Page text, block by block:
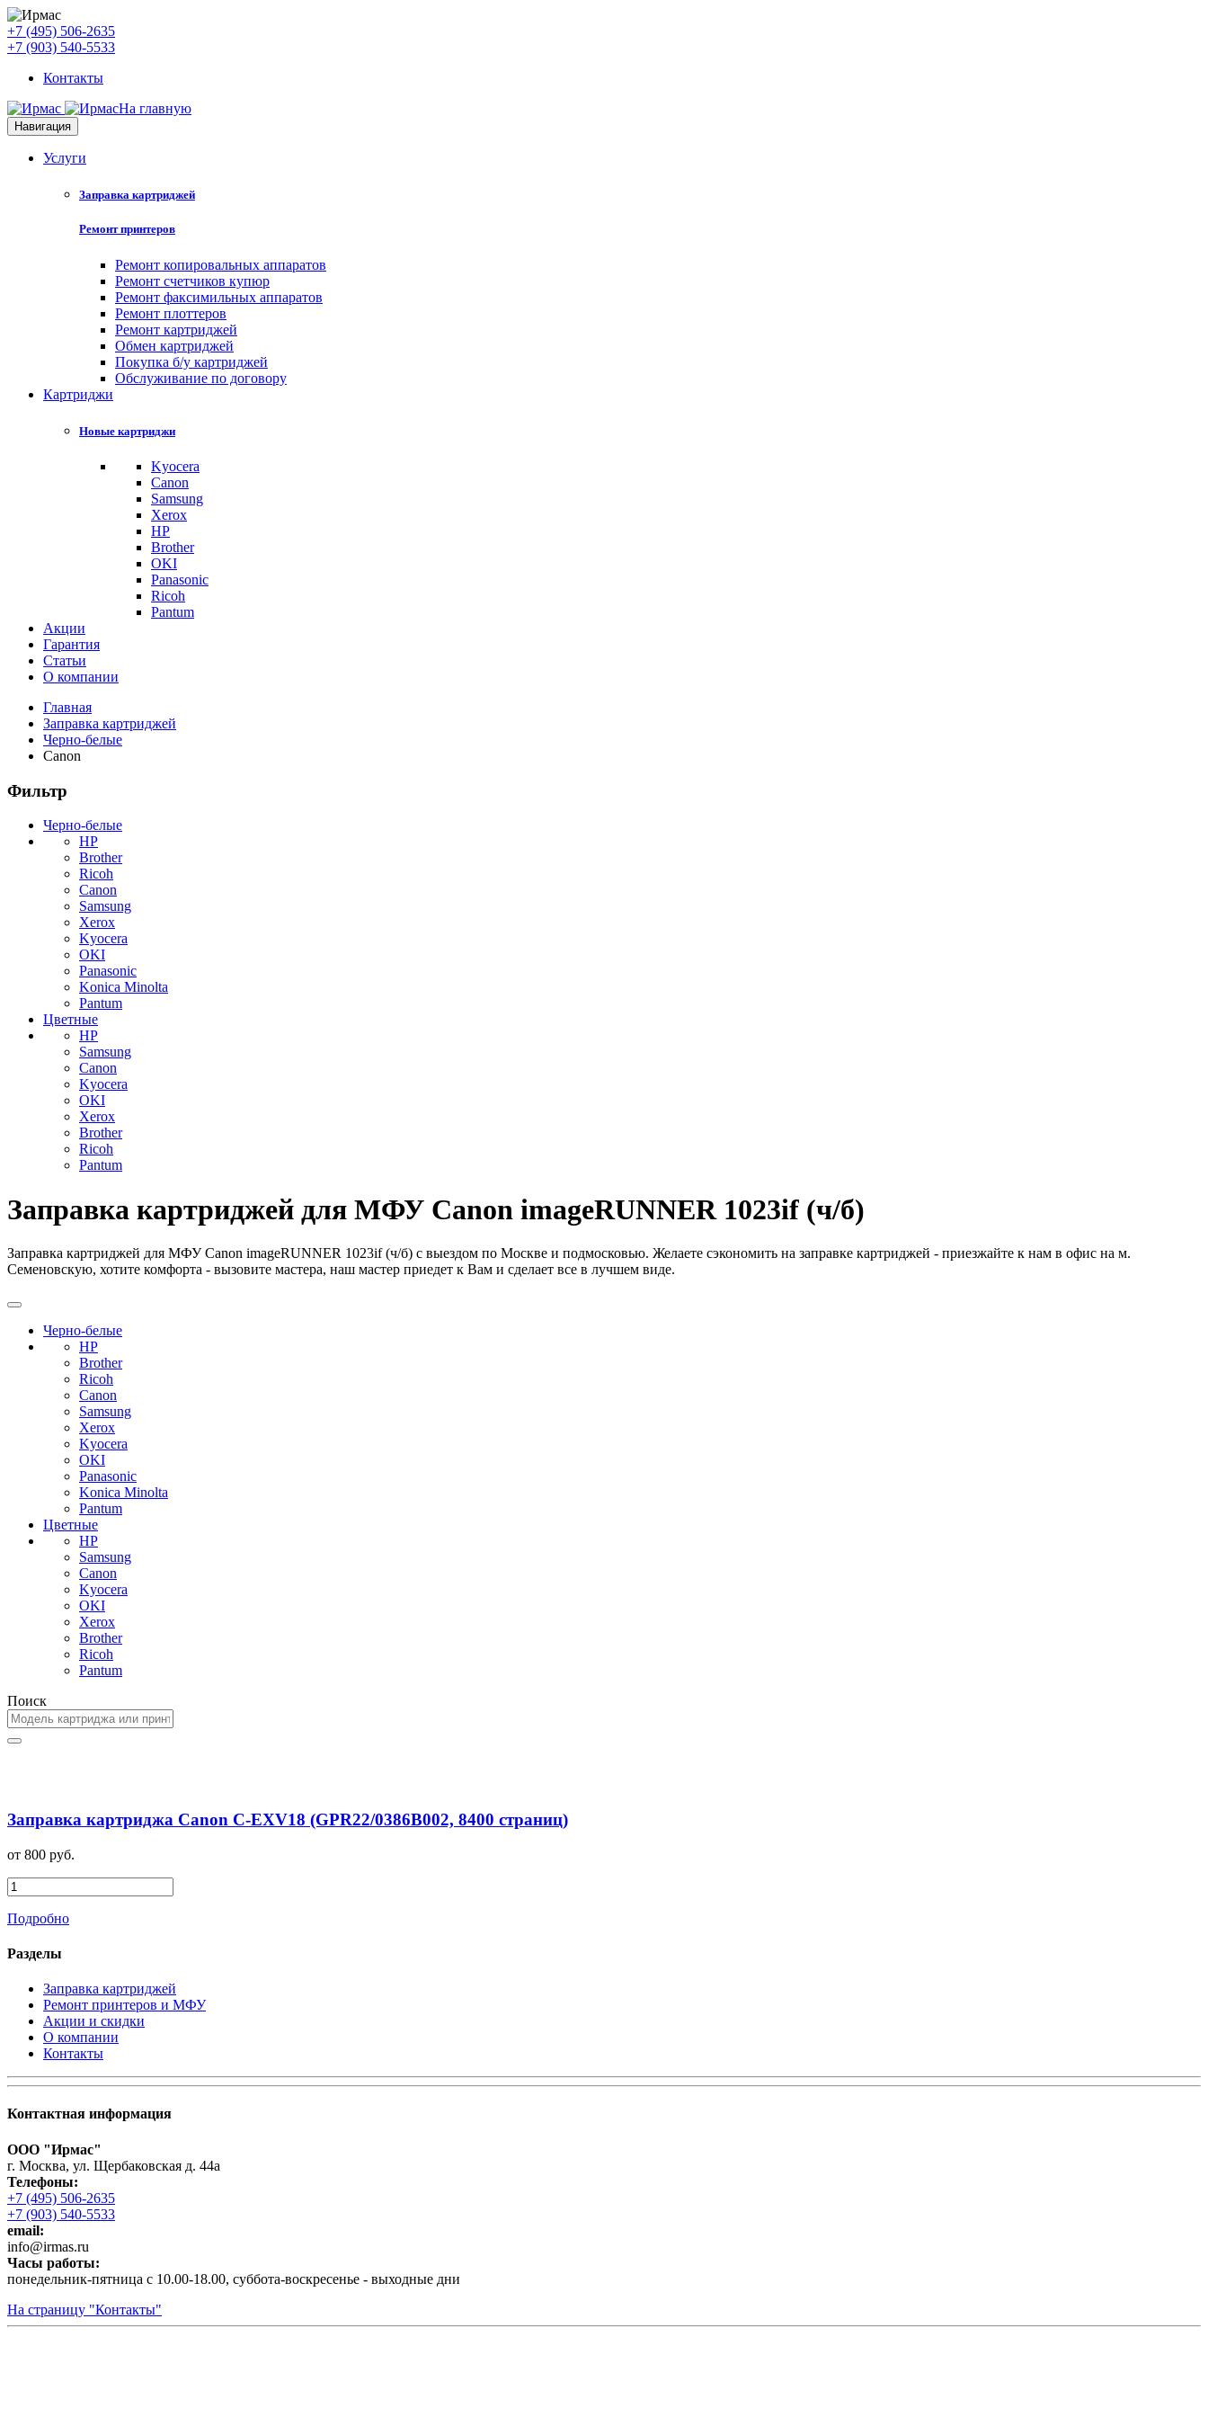
+7 (495) 506-2635
+7 (903) 540-5533
Контакты
На главную
Навигация
Услуги
Заправка картриджей
Ремонт принтеров
Ремонт копировальных аппаратов
Ремонт счетчиков купюр
Ремонт факсимильных аппаратов
Ремонт плоттеров
Ремонт картриджей
Обмен картриджей
Покупка б/у картриджей
Обслуживание по договору
Картриджи
Новые картриджи
Kyocera
Canon
Samsung
Xerox
HP
Brother
OKI
Panasonic
Ricoh
Pantum
Акции
Гарантия
Статьи
О компании
Главная
Заправка картриджей
Черно-белые
Canon
Фильтр
Черно-белые
HP
Brother
Ricoh
Canon
Samsung
Xerox
Kyocera
OKI
Panasonic
Konica Minolta
Pantum
Цветные
HP
Samsung
Canon
Kyocera
OKI
Xerox
Brother
Ricoh
Pantum
Заправка картриджей для МФУ Canon imageRUNNER 1023if (ч/б)
Заправка картриджей для МФУ Canon imageRUNNER 1023if (ч/б) с выездом по Москве и подмосковью. Желаете сэкономить на заправке картриджей - приезжайте к нам в офис на м.
Семеновскую, хотите комфорта - вызовите мастера, наш мастер приедет к Вам и сделает все в лучшем виде.
Черно-белые
HP
Brother
Ricoh
Canon
Samsung
Xerox
Kyocera
OKI
Panasonic
Konica Minolta
Pantum
Цветные
HP
Samsung
Canon
Kyocera
OKI
Xerox
Brother
Ricoh
Pantum
Поиск
Заправка картриджа Canon C-EXV18 (GPR22/0386B002, 8400 страниц)
от 800 руб.
Подробно
Разделы
Заправка картриджей
Ремонт принтеров и МФУ
Акции и скидки
О компании
Контакты
Контактная информация
ООО "Ирмас"
г. Москва, ул. Щербаковская д. 44а
Телефоны:
+7 (495) 506-2635
+7 (903) 540-5533
email:
infо@irmas.ru
Часы работы:
понедельник-пятница с 10.00-18.00, суббота-воскресенье - выходные дни
На страницу "Контакты"